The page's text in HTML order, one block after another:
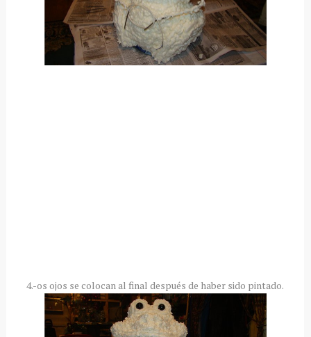
4.-os ojos se colocan al final después de haber sido pintado.